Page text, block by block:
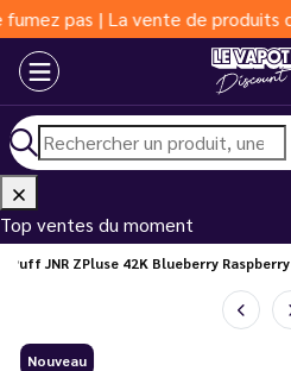
pas | La vente de produits du
Top ventes du moment
Puff JNR ZPluse 42K Blueberry
Nouveau